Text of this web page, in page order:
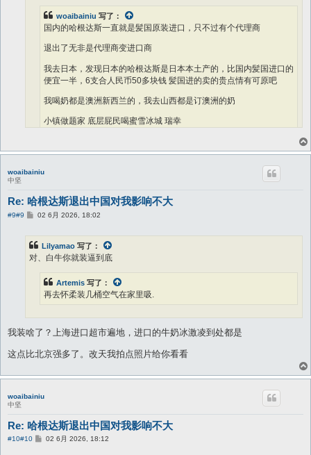
woaibainiu 写了：
国内的哈根达斯一直就是髪国原装进口，只不过有个代理商
退出了无非是代理商变进口商
我去日本，发现日本的哈根达斯是日本本土产的，比国内髪国进口的
便宜一半，6支合人民币50多块钱 髪国进的卖的贵点情有可原吧
我喝奶都是澳洲新西兰的，我去山西都是订澳洲的奶
小镇做题家 底层屁民喝蜜雪冰城 瑞幸
woaibainiu
中坚
Re: 哈根达斯退出中国对我影响不大
#9#9
帖
02 6月 2026, 18:02
Lilyamao 写了：
对、白牛你就装逼到底
Artemis 写了：
再去怀柔装几桶空气在家里吸.
我装啥了？上海进口超市遍地，进口的牛奶冰激凌到处都是
这点比北京强多了。改天我拍点照片给你看看
woaibainiu
中坚
Re: 哈根达斯退出中国对我影响不大
#10#10
帖
02 6月 2026, 18:12